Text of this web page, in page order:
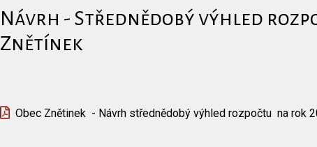
Návrh - Střednědobý výhled
Znětínek
Obec Znětinek - Návrh střednědobý výhled rozpočtu na rok